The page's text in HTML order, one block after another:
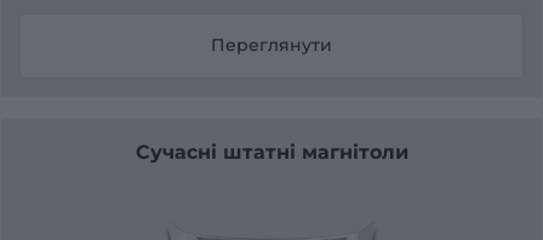
Переглянути
Сучасні штатні магнітоли